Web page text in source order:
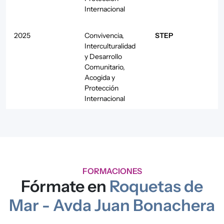
Internacional
2025
Convivencia,
Interculturalidad
y Desarrollo
Comunitario,
Acogida y
Protección
Internacional
STEP
2025
Acogida y
Protección
Internacional
Servicio de
asesoramiento
jurídico y
FORMACIONES
Fórmate en Roquetas de
Mar - Avda Juan Bonachera